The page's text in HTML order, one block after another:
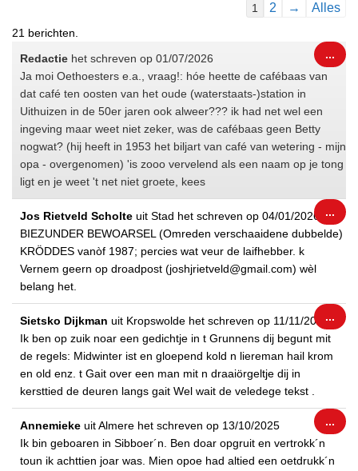
Navigatie
gastenboek-
lijst
1 2 → Alles
21 berichten.
Redactie het schreven op 01/07/2026
Ja moi Oethoesters e.a., vraag!: hóe heette de cafébaas van
dat café ten oosten van het oude (waterstaats-)station in
Uithuizen in de 50er jaren ook alweer??? ik had net wel een
ingeving maar weet niet zeker, was de cafébaas geen Betty
nogwat? (hij heeft in 1953 het biljart van café van wetering - mijn
opa - overgenomen) 'is zooo vervelend als een naam op je tong
ligt en je weet 't net niet groete, kees
...
Jos Rietveld Scholte uit Stad het schreven op 04/01/2026
BIEZUNDER BEWOARSEL (Omreden verschaaidene dubbelde)
KRÖDDES vanòf 1987; percies wat veur de laifhebber. k
Vernem geern op droadpost (joshjrietveld@gmail.com) wèl
belang het.
...
Sietsko Dijkman uit Kropswolde het schreven op 11/11/2025
Ik ben op zuik noar een gedichtje in t Grunnens dij begunt mit
de regels: Midwinter ist en gloepend kold n liereman hail krom
en old enz. t Gait over een man mit n draaiörgeltje dij in
kersttied de deuren langs gait Wel wait de veledege tekst .
...
Annemieke uitAlmere het schreven op 13/10/2025
Ik bin geboaren in Sibboer´n. Ben doar opgruit en vertrokk´n
toun ik achttien joar was. Mien opoe had altied een oetdrukk´n
...